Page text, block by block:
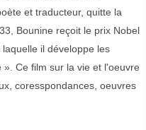
et traducteur, quitte la
Bounine reçoit le prix Nobel
il développe les
Ce film sur la vie et l'oeuvre
coresspondances, oeuvres